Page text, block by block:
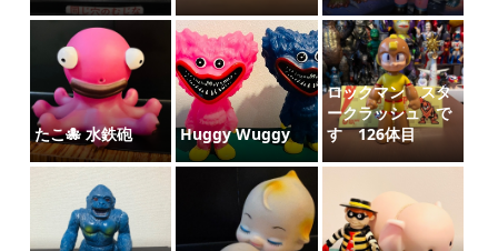
たこ🐙 水鉄砲 Huggy Wuggy
ロックマン スタ
ークラッシュ で
す 126体目